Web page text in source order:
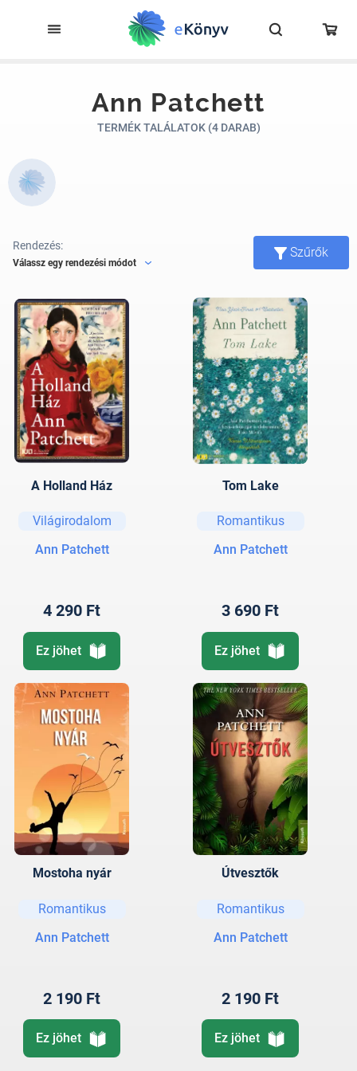
Ann Patchett
TERMÉK TALÁLATOK (4 DARAB)
Rendezés:
Válassz egy rendezési módot
Szűrők
A Holland Ház
Világirodalom
Ann Patchett
4 290 Ft
Ez jöhet
Tom Lake
Romantikus
Ann Patchett
3 690 Ft
Ez jöhet
Mostoha nyár
Romantikus
Ann Patchett
2 190 Ft
Ez jöhet
Útvesztők
Romantikus
Ann Patchett
2 190 Ft
Ez jöhet